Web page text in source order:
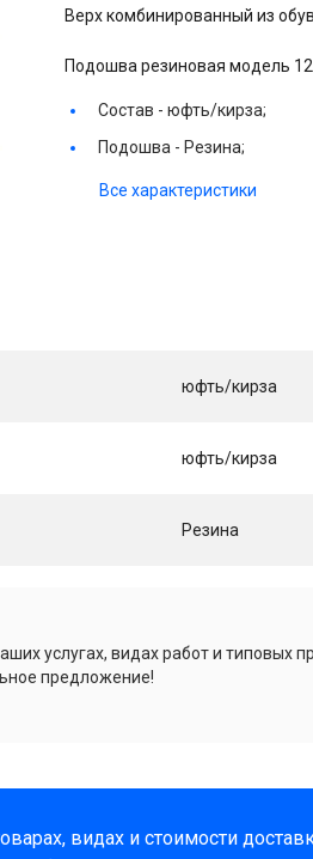
Верх комбинированный из
Подошва резиновая модель
Состав -юфть/кирза;
Подошва - Резина;
Все характеристики
юфть/кирза
юфть/кирза
Резина
услугах, видах работ и типовых
предложение!
видах и стоимости